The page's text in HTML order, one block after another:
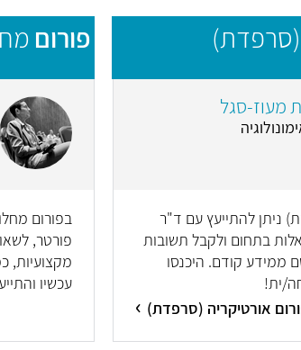
(סרפדת)
מעוז-סגל
ניתן להתייעץ עם ד"ר
בתחום ולקבל תשובות
ממידע קודם. היכנסו
ית!
אורטיקריה (סרפדת)
פורום
בפורום
פורטר,
מקצועיות,
עכשיו